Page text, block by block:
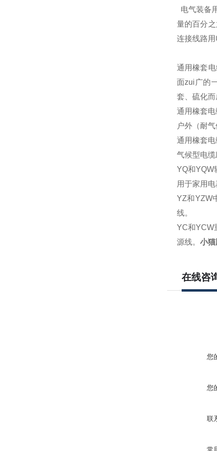
电气装备
量的百分
连接线路
通用橡套
面zui广的
套、硫化而
通用橡套
户外（耐
通用橡套
气候型电
YQ和YQW
用于家用
YZ和YZW
线。
YC和YCW
源线。 小
在线咨
您
您
联